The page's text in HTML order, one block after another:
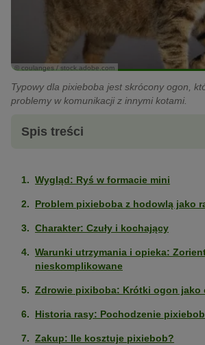
© coulanges / stock.adobe.com
Typowy dla pixieboba jest skrócony ogon,
problemy w komunikacji z innymi kotami.
Spis treści
Wygląd: Ryś w formacie mini
Problem pixieboba z hodowlą jako
Charakter: Czuły i kochający
Warunki utrzymania i opieka:
nieskomplikowane
Zdrowie pixiboba: Krótki ogon jako
Historia rasy: Pochodzenie
Zakup: Ile kosztuje pixiebob?